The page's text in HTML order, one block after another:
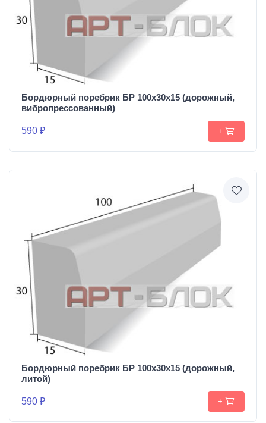
Бордюрный поребрик БР 100х30х15 (дорожный,
вибропрессованный)
590 ₽ +
Бордюрный поребрик БР 100х30х15 (дорожный,
литой)
590 ₽ +